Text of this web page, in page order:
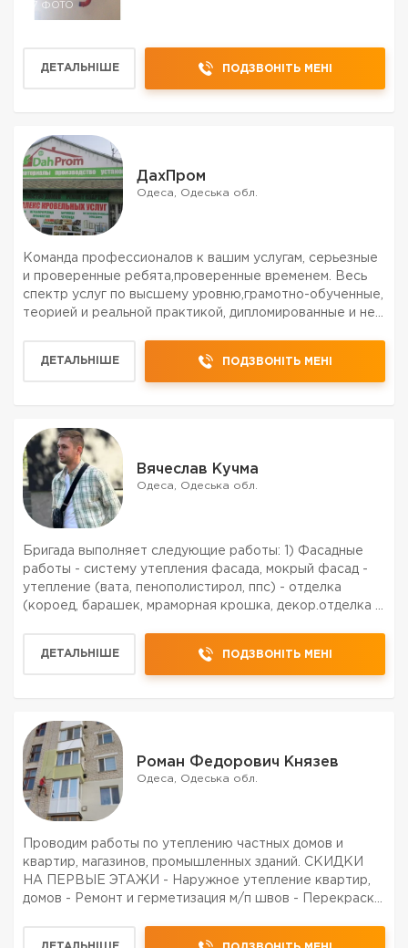
7 ФОТО
ДЕТАЛЬНІШЕ ПОДЗВОНІТЬ МЕНІ
ДахПром
Одеса, Одеська обл.
Команда профессионалов к вашим услугам, серьезные
и проверенные ребята,проверенные временем. Весь
спектр услуг по высшему уровню,грамотно-обученные,
теорией и реальной практикой, дипломированные и не
УЖЕ,ПРЯМО С...
ДЕТАЛЬНІШЕ ПОДЗВОНІТЬ МЕНІ
Вячеслав Кучма
Одеса, Одеська обл.
Бригада выполняет следующие работы: 1) Фасадные
работы - систему утепления фасада, мокрый фасад -
утепление (вата, пенополистирол, ппс) - отделка
(короед, барашек, мраморная крошка, декор.отделка )
ДЕТАЛЬНІШЕ ПОДЗВОНІТЬ МЕНІ
Роман Федорович Князев
Одеса, Одеська обл.
Проводим работы по утеплению частных домов и
квартир, магазинов, промышленных зданий. СКИДКИ
НА ПЕРВЫЕ ЭТАЖИ - Наружное утепление квартир,
домов - Ремонт и герметизация м/п швов - Перекраска